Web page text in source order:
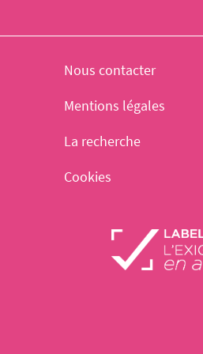
Nous contacter
Mentions légales
La recherche
Cookies